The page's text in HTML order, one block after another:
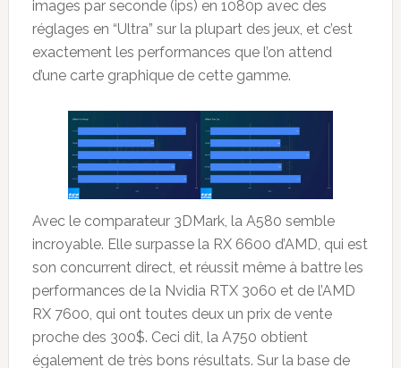
images par seconde (ips) en 1080p avec des
réglages en “Ultra” sur la plupart des jeux, et c’est
exactement les performances que l’on attend
d’une carte graphique de cette gamme.
Avec le comparateur 3DMark, la A580 semble
incroyable. Elle surpasse la RX 6600 d’AMD, qui est
son concurrent direct, et réussit même à battre les
performances de la Nvidia RTX 3060 et de l’AMD
RX 7600, qui ont toutes deux un prix de vente
proche des 300$. Ceci dit, la A750 obtient
également de très bons résultats. Sur la base de